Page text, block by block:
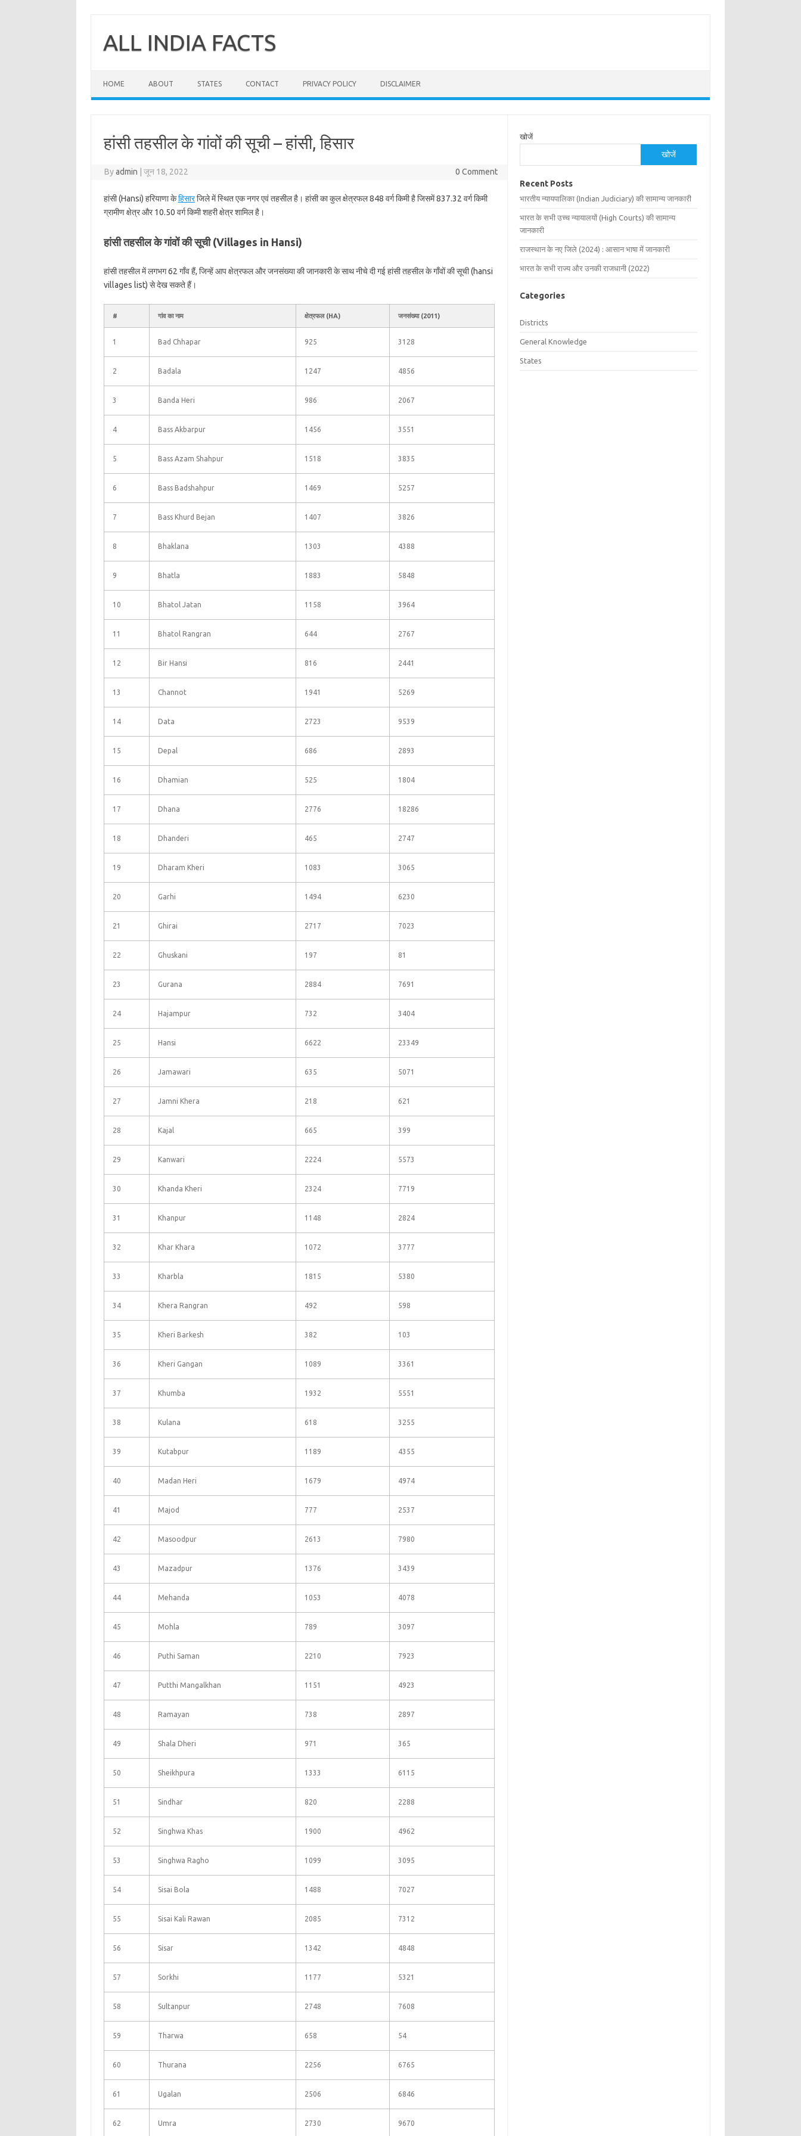
contentALL INDIA FACTS
HOME ABOUT STATES CONTACT PRIVACY POLICY DISCLAIMER
हांसी तहसील के गांवों की सूची – हांसी, हिसार
Byadmin जून 18, 2022 0 Comment
हांसी (Hansi) हरियाणा केहिसारजिले में स्थित एक नगर एवं तहसील है। हांसी का कुल क्षेत्रफल 848 वर्ग किमी है जिसमें 837.32 वर्ग किमी
ग्रामीण क्षेत्र और 10.50 वर्ग किमी शहरी क्षेत्र शामिल है।
हांसी तहसील के गांवों की सूची (Villages in Hansi)
हांसी तहसील में लगभग 62 गाँव हैं, जिन्हें आप क्षेत्रफल और जनसंख्या की जानकारी के साथ नीचे दी गई हांसी तहसील के गाँवों की सूची (hansi
villages list) से देख सकते हैं।
# गांव का नाम क्षेत्रफल (HA) जनसंख्या (2011)
1 Bad Chhapar 925 3128
2 Badala 1247 4856
3 Banda Heri 986 2067
4 Bass Akbarpur 1456 3551
5 Bass Azam Shahpur 1518 3835
6 Bass Badshahpur 1469 5257
7 Bass Khurd Bejan 1407 3826
8 Bhaklana 1303 4388
9 Bhatla 1883 5848
10 Bhatol Jatan 1158 3964
11 Bhatol Rangran 644 2767
12 Bir Hansi 816 2441
13 Channot 1941 5269
14 Data 2723 9539
15 Depal 686 2893
16 Dhamian 525 1804
17 Dhana 2776 18286
18 Dhanderi 465 2747
19 Dharam Kheri 1083 3065
20 Garhi 1494 6230
21 Ghirai 2717 7023
22 Ghuskani 197 81
23 Gurana 2884 7691
24 Hajampur 732 3404
25 Hansi 6622 23349
26 Jamawari 635 5071
27 Jamni Khera 218 621
28 Kajal 665 399
29 Kanwari 2224 5573
30 Khanda Kheri 2324 7719
31 Khanpur 1148 2824
32 Khar Khara 1072 3777
33 Kharbla 1815 5380
34 Khera Rangran 492 598
35 Kheri Barkesh 382 103
36 Kheri Gangan 1089 3361
37 Khumba 1932 5551
38 Kulana 618 3255
39 Kutabpur 1189 4355
40 Madan Heri 1679 4974
41 Majod 777 2537
42 Masoodpur 2613 7980
43 Mazadpur 1376 3439
44 Mehanda 1053 4078
45 Mohla 789 3097
46 Puthi Saman 2210 7923
47 Putthi Mangalkhan 1151 4923
48 Ramayan 738 2897
49 Shala Dheri 971 365
50 Sheikhpura 1333 6115
51 Sindhar 820 2288
52 Singhwa Khas 1900 4962
53 Singhwa Ragho 1099 3095
54 Sisai Bola 1488 7027
55 Sisai Kali Rawan 2085 7312
56 Sisar 1342 4848
57 Sorkhi 1177 5321
58 Sultanpur 2748 7608
59 Tharwa 658 54
60 Thurana 2256 6765
61 Ugalan 2506 6846
62 Umra 2730 9670
खोजें
खोजें
Recent Posts
भारतीय न्यायपालिका (Indian Judiciary) की सामान्य जानकारी
भारत के सभी उच्च न्यायालयों (High Courts) की सामान्य
जानकारी
राजस्थान के नए जिले (2024) : आसान भाषा में जानकारी
भारत के सभी राज्य और उनकी राजधानी (2022)
Categories
Districts
General Knowledge
States